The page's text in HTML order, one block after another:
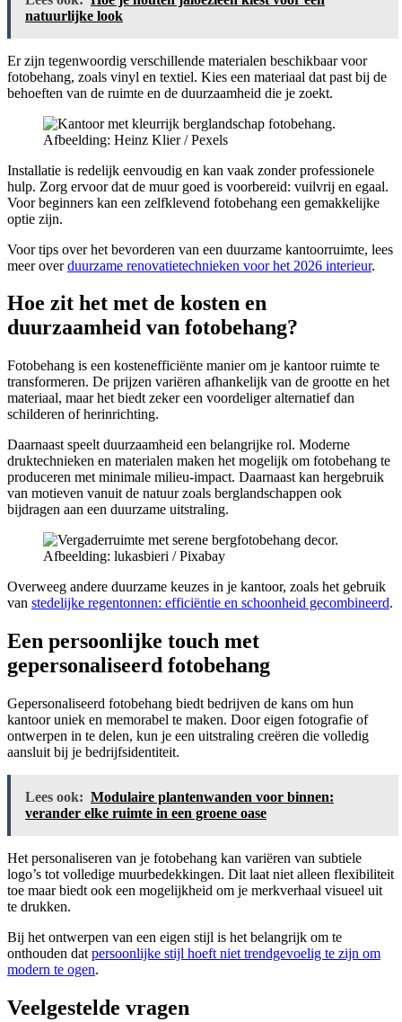
natuurlijke look
Er zijn tegenwoordig verschillende materialen beschikbaar voor
fotobehang, zoals vinyl en textiel. Kies een materiaal dat past bij de
behoeften van de ruimte en de duurzaamheid die je zoekt.
Afbeelding: Heinz Klier / Pexels
Installatie is redelijk eenvoudig en kan vaak zonder professionele
hulp. Zorg ervoor dat de muur goed is voorbereid: vuilvrij en egaal.
Voor beginners kan een zelfklevend fotobehang een gemakkelijke
optie zijn.
Voor tips over het bevorderen van een duurzame kantoorruimte, lees
meer overduurzame renovatietechnieken voor het 2026 interieur.
Hoe zit het met de kosten en
duurzaamheid van fotobehang?
Fotobehang is een kostenefficiënte manier om je kantoor ruimte te
transformeren. De prijzen variëren afhankelijk van de grootte en het
materiaal, maar het biedt zeker een voordeliger alternatief dan
schilderen of herinrichting.
Daarnaast speelt duurzaamheid een belangrijke rol. Moderne
druktechnieken en materialen maken het mogelijk om fotobehang te
produceren met minimale milieu-impact. Daarnaast kan hergebruik
van motieven vanuit de natuur zoals berglandschappen ook
bijdragen aan een duurzame uitstraling.
Afbeelding: lukasbieri / Pixabay
Overweeg andere duurzame keuzes in je kantoor, zoals het gebruik
van stedelijke regentonnen: efficiëntie en schoonheid gecombineerd.
Een persoonlijke touch met
gepersonaliseerd fotobehang
Gepersonaliseerd fotobehang biedt bedrijven de kans om hun
kantoor uniek en memorabel te maken. Door eigen fotografie of
ontwerpen in te delen, kun je een uitstraling creëren die volledig
aansluit bij je bedrijfsidentiteit.
Lees ook: Modulaire plantenwanden voor binnen:
verander elke ruimte in een groene oase
Het personaliseren van je fotobehang kan variëren van subtiele
logo’s tot volledige muurbedekkingen. Dit laat niet alleen flexibiliteit
toe maar biedt ook een mogelijkheid om je merkverhaal visueel uit
te drukken.
Bij het ontwerpen van een eigen stijl is het belangrijk om te
onthouden dat persoonlijke stijl hoeft niet trendgevoelig te zijn om
modern te ogen.
Veelgestelde vragen